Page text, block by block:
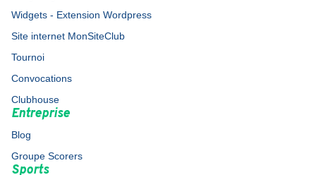
Widgets - Extension Wordpress
Site internet MonSiteClub
Tournoi
Convocations
Clubhouse
Entreprise
Blog
Groupe Scorers
Sports